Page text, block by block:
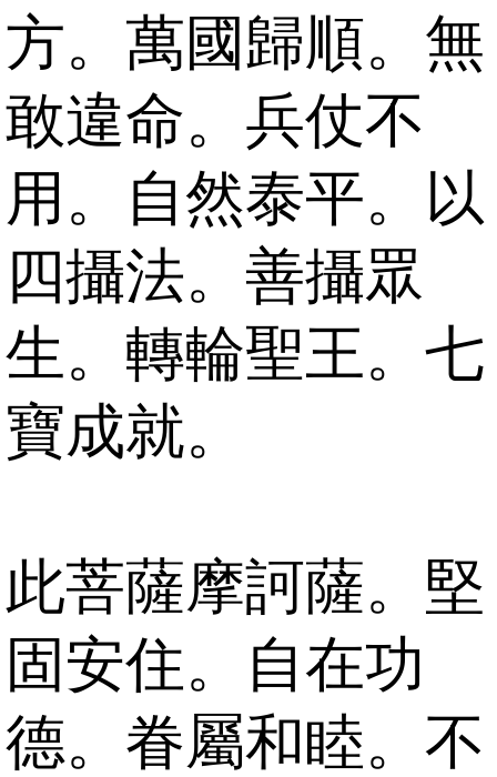
方。萬國歸順。無
敢違命。兵仗不
用。自然泰平。以
四攝法。善攝眾
生。轉輪聖王。七
寶成就。
此菩薩摩訶薩。堅
固安住。自在功
德。眷屬和睦。不